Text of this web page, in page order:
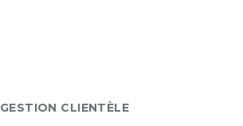
GESTION CLIENTÈLE